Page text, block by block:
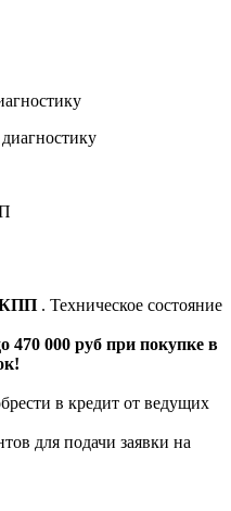
КПП . Техническое состояние
470 000 руб при покупке в
в кредит от ведущих
для подачи заявки на